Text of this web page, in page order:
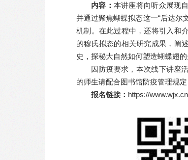
内容： 本讲座将向听众展现
并通过聚焦蝴蝶拟态这一“后达尔
机制。在此过程中，还将引入和
的穆氏拟态的相关研究成果，阐
史，探秘大自然如何塑造蝴蝶翅的
因防疫要求，本次线下讲座
的师生请配合图书馆防疫管理规
报名链接： https://